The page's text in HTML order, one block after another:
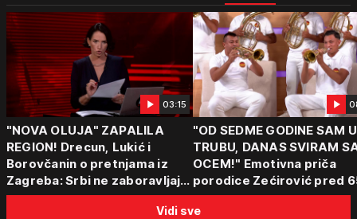
03:15
"NOVA OLUJA" ZAPALILA
REGION! Drecun, Lukić i
Borovčanin o pretnjama iz
Zagreba: Srbi ne zaboravljaju
progon
"OD SEDME GODINE SAM
TRUBU, DANAS SVIRAM
OCEM!" Emotivna priča
porodice Zećirović pred
Sabor trubača u Guči
Vidi sve